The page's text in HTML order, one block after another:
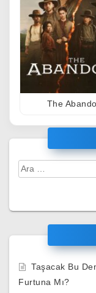
The
Arama:
Taşacak Bu
Furtuna Mı?